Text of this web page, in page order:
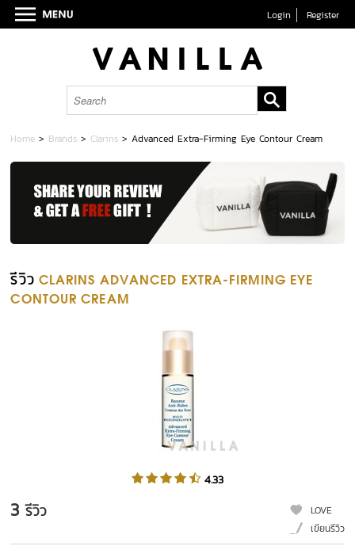
Login Register
Home > Brands > Clarins >Advanced Extra-Firming Eye Contour Cream
รีวิว CLARINS ADVANCED EXTRA-FIRMING EYE
CONTOUR CREAM
4.33
3 รีวิว
LOVE
เขียนรีวิว